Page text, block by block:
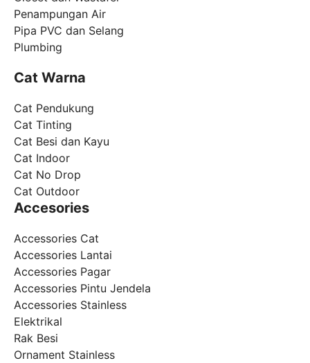
Penampungan Air
Pipa PVC dan Selang
Plumbing
Cat Warna
Cat Pendukung
Cat Tinting
Cat Besi dan Kayu
Cat Indoor
Cat No Drop
Cat Outdoor
Accesories
Accessories Cat
Accessories Lantai
Accessories Pagar
Accessories Pintu Jendela
Accessories Stainless
Elektrikal
Rak Besi
Ornament Stainless